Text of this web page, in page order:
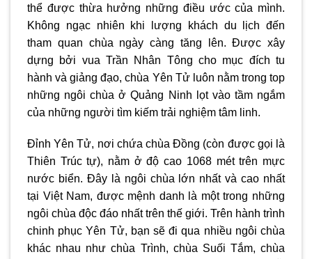
thể được thừa hưởng những điều ước của mình.
Không ngạc nhiên khi lượng khách du lịch đến
tham quan chùa ngày càng tăng lên. Được xây
dựng bởi vua Trần Nhân Tông cho mục đích tu
hành và giảng đạo, chùa Yên Tử luôn nằm trong top
những ngôi chùa ở Quảng Ninh lọt vào tầm ngắm
của những người tìm kiếm trải nghiệm tâm linh.
Đỉnh Yên Tử, nơi chứa chùa Đồng (còn được gọi là
Thiên Trúc tự), nằm ở độ cao 1068 mét trên mực
nước biển. Đây là ngôi chùa lớn nhất và cao nhất
tại Việt Nam, được mệnh danh là một trong những
ngôi chùa độc đáo nhất trên thế giới. Trên hành trình
chinh phục Yên Tử, bạn sẽ đi qua nhiều ngôi chùa
khác nhau như chùa Trình, chùa Suối Tắm, chùa